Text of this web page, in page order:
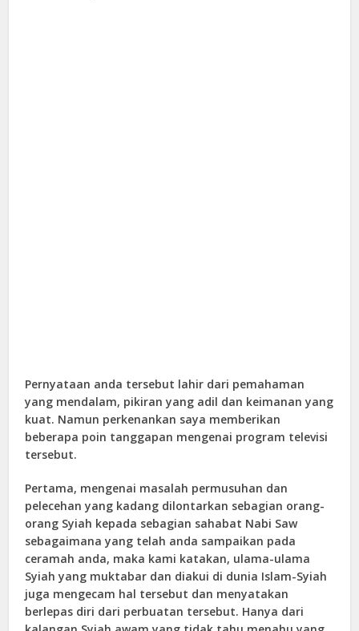
Pernyataan anda tersebut lahir dari pemahaman
yang mendalam, pikiran yang adil dan keimanan yang
kuat. Namun perkenankan saya memberikan
beberapa poin tanggapan mengenai program televisi
tersebut.
Pertama, mengenai masalah permusuhan dan
pelecehan yang kadang dilontarkan sebagian orang-
orang Syiah kepada sebagian sahabat Nabi Saw
sebagaimana yang telah anda sampaikan pada
ceramah anda, maka kami katakan, ulama-ulama
Syiah yang muktabar dan diakui di dunia Islam-Syiah
juga mengecam hal tersebut dan menyatakan
berlepas diri dari perbuatan tersebut. Hanya dari